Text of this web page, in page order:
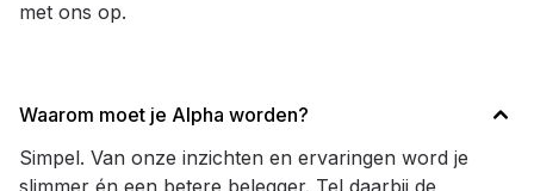
met ons op.
Waarom moet je Alpha worden?
Simpel. Van onze inzichten en ervaringen word je
slimmer én een betere belegger. Tel daarbij de